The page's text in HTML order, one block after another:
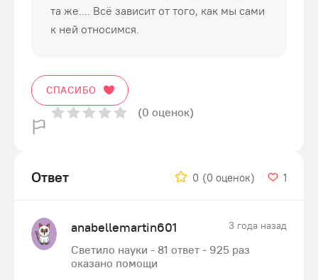
та же.... Всё зависит от того, как мы сами
к ней относимся.
СПАСИБО
(0 оценок)
Ответ 0 (0 оценок) 1
anabellemartin601 3 года назад
Светило науки - 81 ответ - 925 раз
оказано помощи